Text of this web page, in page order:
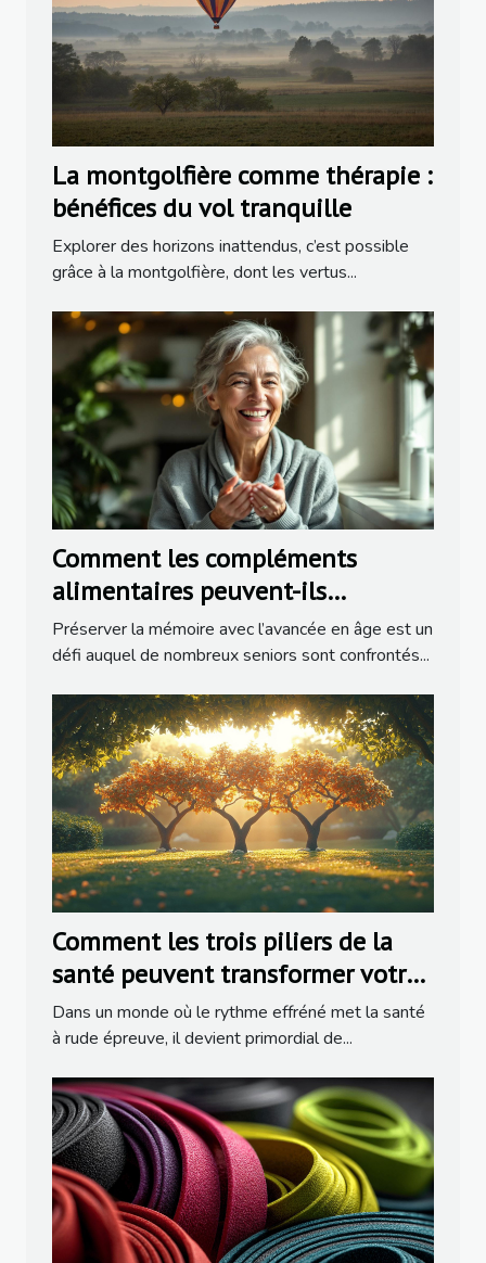
La montgolfière comme thérapie :
bénéfices du vol tranquille
Explorer des horizons inattendus, c’est possible
grâce à la montgolfière, dont les vertus...
Comment les compléments
alimentaires peuvent-ils
préserver la mémoire chez les
seniors ?
Préserver la mémoire avec l’avancée en âge est un
défi auquel de nombreux seniors sont confrontés...
Comment les trois piliers de la
santé peuvent transformer votre
vie
Dans un monde où le rythme effréné met la santé
à rude épreuve, il devient primordial de...